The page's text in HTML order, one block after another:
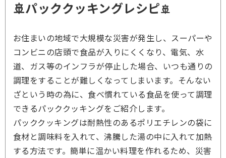
🚢パッククッキングレシピ🚢
お住まいの地域で大規模な災害が発生し、スーパーや
コンビニの店頭で食品が入りにくくなり、電気、水
道、ガス等のインフラが停止した場合、いつも通りの
調理をすることが難しくなってしまいます。そんない
ざという時の為に、食べ慣れている食品を使って調理
できるパッククッキングをご紹介します。
パッククッキングは耐熱性のあるポリエチレンの袋に
食材と調味料を入れて、沸騰した湯の中に入れて加熱
する方法です。簡単に温かい料理を作れるため、災害